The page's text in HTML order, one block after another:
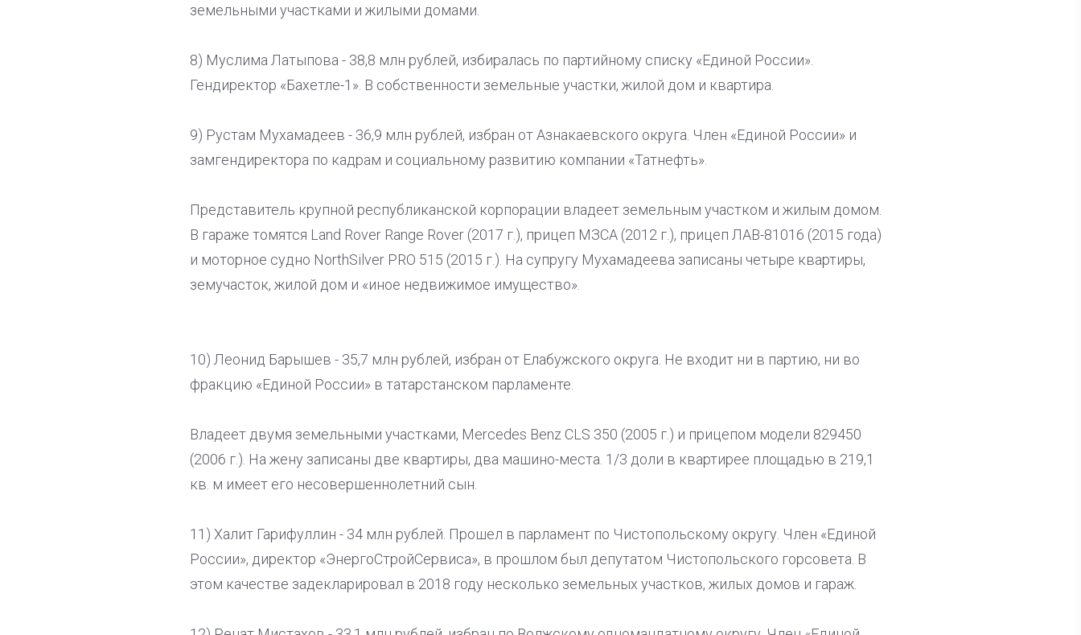
земельными участками и жилыми домами.
8) Муслима Латыпова - 38,8 млн рублей, избиралась по партийному списку «Единой России».
Гендиректор «Бахетле-1». В собственности земельные участки, жилой дом и квартира.
9) Рустам Мухамадеев - 36,9 млн рублей, избран от Азнакаевского округа. Член «Единой России» и
замгендиректора по кадрам и социальному развитию компании «Татнефть».
Представитель крупной республиканской корпорации владеет земельным участком и жилым домом.
В гараже томятся Land Rover Range Rover (2017 г.), прицеп МЗСА (2012 г.), прицеп ЛАВ-81016 (2015 года)
и моторное судно NorthSilver PRO 515 (2015 г.). На супругу Мухамадеева записаны четыре квартиры,
земучасток, жилой дом и «иное недвижимое имущество».
10) Леонид Барышев - 35,7 млн рублей, избран от Елабужского округа. Не входит ни в партию, ни во
фракцию «Единой России» в татарстанском парламенте.
Владеет двумя земельными участками, Mercedes Benz CLS 350 (2005 г.) и прицепом модели 829450
(2006 г.). На жену записаны две квартиры, два машино-места. 1/3 доли в квартирее площадью в 219,1
кв. м имеет его несовершеннолетний сын.
11) Халит Гарифуллин - 34 млн рублей. Прошел в парламент по Чистопольскому округу. Член «Единой
России», директор «ЭнергоСтройСервиса», в прошлом был депутатом Чистопольского горсовета. В
этом качестве задекларировал в 2018 году несколько земельных участков, жилых домов и гараж.